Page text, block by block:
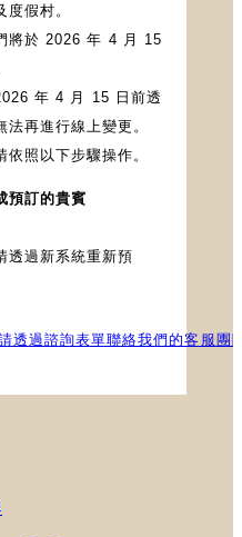
假村。
將於 2026 年 4 月 15
年 4 月 15 日前透
再進行線上變更。
照以下步驟操作。
預訂的貴賓
透過新系統重新預
透過諮詢表單聯絡我們的客服團